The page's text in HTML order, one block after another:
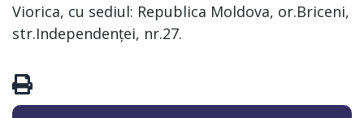
Viorica, cu sediul: Republica Moldova, or.Briceni,
str.Independenței, nr.27.